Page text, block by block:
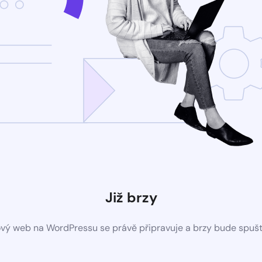
Již brzy
web na WordPressu se právě připravuje a brzy bude